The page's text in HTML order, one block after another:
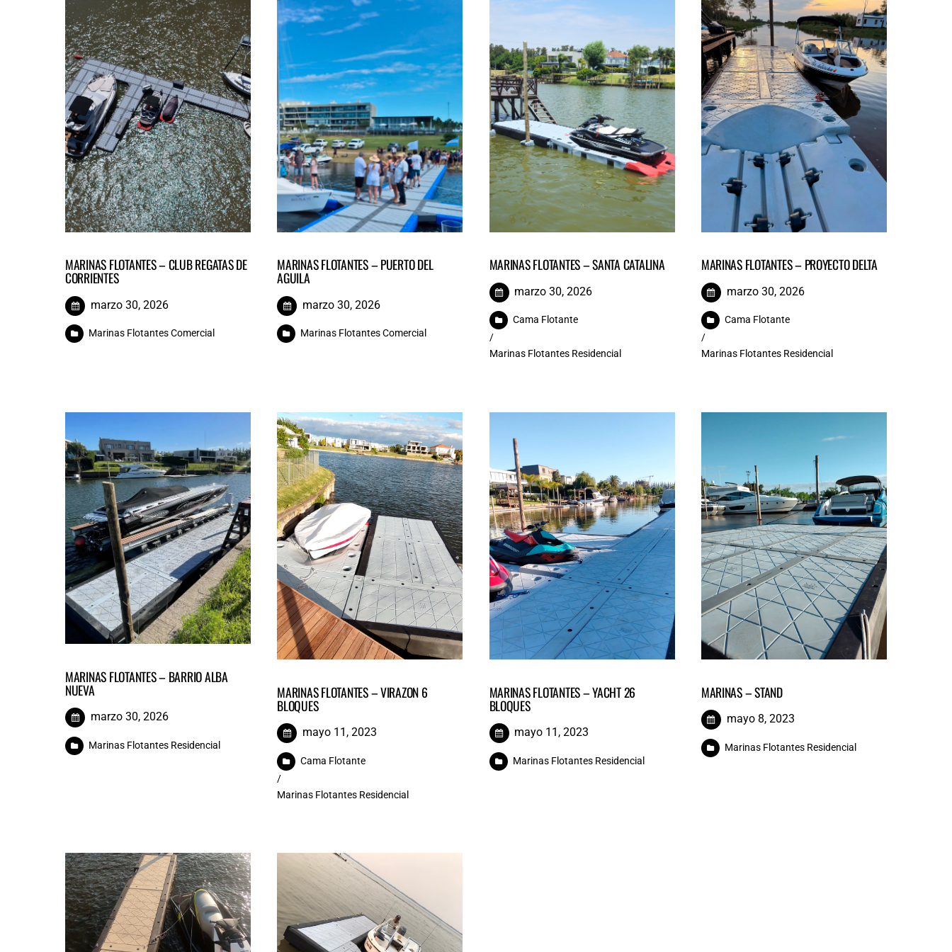
MARINAS FLOTANTES – CLUB REGATAS DE
CORRIENTES
marzo 30, 2026
Marinas Flotantes Comercial
MARINAS FLOTANTES – PUERTO DEL
AGUILA
marzo 30, 2026
Marinas Flotantes Comercial
MARINAS FLOTANTES – SANTA CATALINA
marzo 30, 2026
Cama Flotante
/
Marinas Flotantes Residencial
MARINAS FLOTANTES – PROYECTO DELTA
marzo 30, 2026
Cama Flotante
/
Marinas Flotantes Residencial
MARINAS FLOTANTES – BARRIO ALBA
NUEVA
marzo 30, 2026
Marinas Flotantes Residencial
MARINAS FLOTANTES – VIRAZON 6
BLOQUES
mayo 11, 2023
Cama Flotante
/
Marinas Flotantes Residencial
MARINAS FLOTANTES – YACHT 26
BLOQUES
mayo 11, 2023
Marinas Flotantes Residencial
MARINAS – STAND
mayo 8, 2023
Marinas Flotantes Residencial